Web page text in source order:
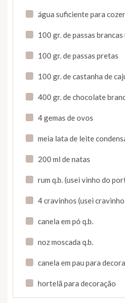
água suficiente para
100 gr. de passas
100 gr. de passas pretas
100 gr. de castanha de
400 gr. de chocolate
4 gemas de ovos
meia lata de leite
200 ml de natas
rum q.b. (usei vinho do
4 cravinhos (usei cravinho
canela em pó q.b.
noz moscada q.b.
canela em pau para
hortelã para decoração